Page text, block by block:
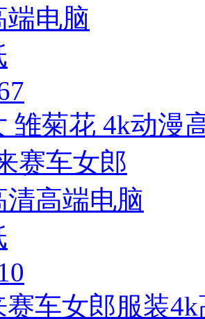
雏菊花 4k动漫
车女郎服装